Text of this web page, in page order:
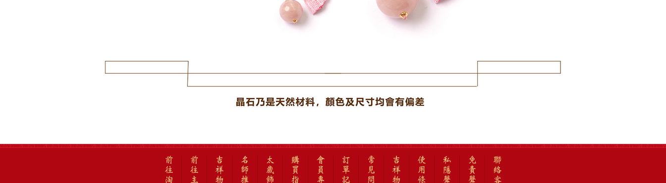
前
往
淘
前
往
主
吉
祥
物
名
師
推
太
歲
飾
購
買
指
會
員
專
訂
單
記
常
見
問
吉
祥
物
使
用
條
私
隱
聲
免
責
聲
聯
絡
客